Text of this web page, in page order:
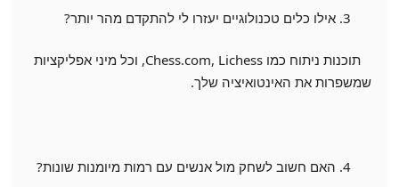
אילו כלים טכנולוגיים יעזרו לי להתקדם מהר יותר?
תוכנות ניתוח כמו Chess.com, Lichess, וכל מיני אפליקציות
שמשפרות את האינטואיציה שלך.
האם חשוב לשחק מול אנשים עם רמות מיומנות שונות?